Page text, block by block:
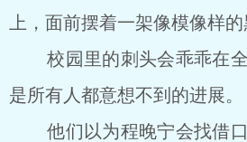
上，面前摆着一架像模像样的
校园里的刺头会乖乖在全
是所有人都意想不到的进展。
他们以为程晚宁会找借口